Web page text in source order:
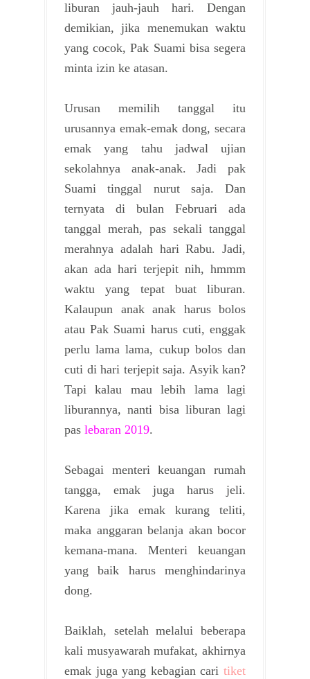
liburan jauh-jauh hari. Dengan
demikian, jika menemukan waktu
yang cocok, Pak Suami bisa segera
minta izin ke atasan.
Urusan memilih tanggal itu
urusannya emak-emak dong, secara
emak yang tahu jadwal ujian
sekolahnya anak-anak. Jadi pak
Suami tinggal nurut saja. Dan
ternyata di bulan Februari ada
tanggal merah, pas sekali tanggal
merahnya adalah hari Rabu. Jadi,
akan ada hari terjepit nih, hmmm
waktu yang tepat buat liburan.
Kalaupun anak anak harus bolos
atau Pak Suami harus cuti, enggak
perlu lama lama, cukup bolos dan
cuti di hari terjepit saja. Asyik kan?
Tapi kalau mau lebih lama lagi
liburannya, nanti bisa liburan lagi
pas lebaran 2019.
Sebagai menteri keuangan rumah
tangga, emak juga harus jeli.
Karena jika emak kurang teliti,
maka anggaran belanja akan bocor
kemana-mana. Menteri keuangan
yang baik harus menghindarinya
dong.
Baiklah, setelah melalui beberapa
kali musyawarah mufakat, akhirnya
emak juga yang kebagian cari tiket